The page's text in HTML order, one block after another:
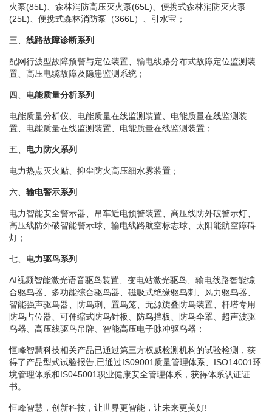
火泵(85L)、森林消防高压灭火泵(65L)、便携式森林消防灭火泵
(25L) 、便携式森林消防泵（366L） 、引水宝；
三、 线路故障诊断系列
配网行波型故障预警与定位装置、输电线路分布式故障定位监测装
置、高压电缆故障及隐患监测系统；
四、 电能质量分析系列
电能质量分析仪、电能质量在线监测装置、电能质量在线监测装
置、电能质量在线监测装置、电能质量在线监测装置；
五、 电力防火系列
电力热点灭火贴、抑尘防火高压细水雾装置；
六、 输电警示系列
电力智能安全警示器、吊车近电预警装置、高压线防外破警示灯、
高压线防外破智能警示球、输电线路航空标志球、太阳能航空障碍
灯；
七、 电力驱鸟系列
AI视频智能激光语音驱鸟装置、变电站激光驱鸟、输电线路智能综
合驱鸟器、多功能综合驱鸟器、磁吸式绝缘驱鸟刺、风力驱鸟器、
智能强声驱鸟器、防鸟刺、置鸟笼、无源旋叠防鸟装置、杆塔专用
防鸟占位器、可伸缩式防鸟针板、防鸟挡板、防鸟伞罩、超声波驱
鸟器、高压线驱鸟吊牌、智能高压电子脉冲驱鸟器；
恒峰智慧科技相关产品已通过第三方权威检测机构的试验检测，获
得了产品型式试验报告;已通过IS09001质量管理体系、ISO14001环
境管理体系和IS045001职业健康安全管理体系，获得体系认证证
书。
恒峰智慧，创新科技，让世界更智能，让未来更美好!